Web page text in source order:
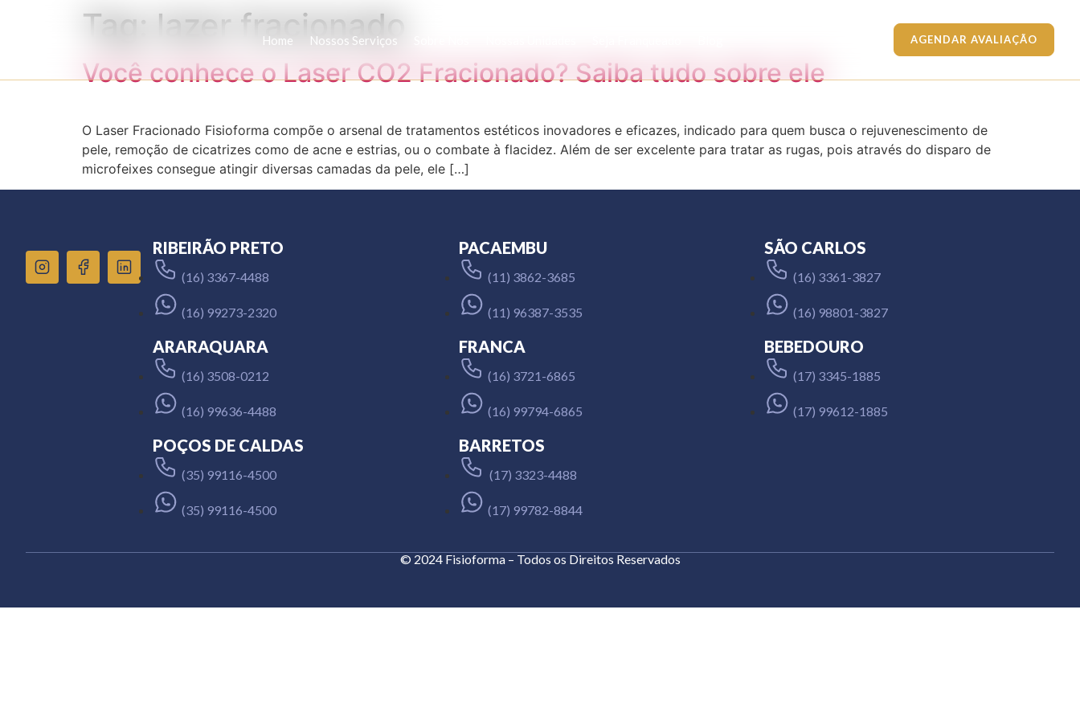
Home Nossos Serviços AGENDAR AVALIAÇÃO
Tag: lazer fracionado
Você conhece o Laser CO2 Fracionado? Saiba tudo sobre ele
O Laser Fracionado Fisioforma compõe o arsenal de tratamentos estéticos inovadores e eficazes, indicado para quem busca o rejuvenescimento de
pele, remoção de cicatrizes como de acne e estrias, ou o combate à flacidez. Além de ser excelente para tratar as rugas, pois através do disparo de
microfeixes consegue atingir diversas camadas da pele, ele […]
RIBEIRÃO PRETO
(16) 3367-4488
(16) 99273-2320
PACAEMBU
(11) 3862-3685
(11) 96387-3535
SÃO CARLOS
(16) 3361-3827
(16) 98801-3827
ARARAQUARA
(16) 3508-0212
(16) 99636-4488
FRANCA
(16) 3721-6865
(16) 99794-6865
BEBEDOURO
(17) 3345-1885
(17) 99612-1885
POÇOS DE CALDAS
(35) 99116-4500
(35) 99116-4500
BARRETOS
(17) 3323-4488
(17) 99782-8844
© 2024 Fisioforma – Todos os Direitos Reservados